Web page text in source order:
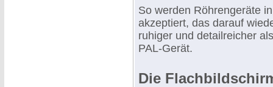
So werden Röhrengeräte
akzeptiert, das darauf
ruhiger und detailreicher
PAL-Gerät.
Die